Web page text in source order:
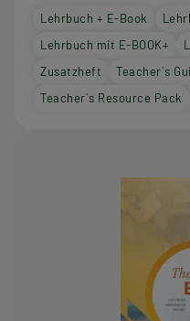
Lehrbuch + E-Book
Lehrbuch mit E-BOOK+
Zusatzheft
Teacher´s
Teacher´s Resource Pack